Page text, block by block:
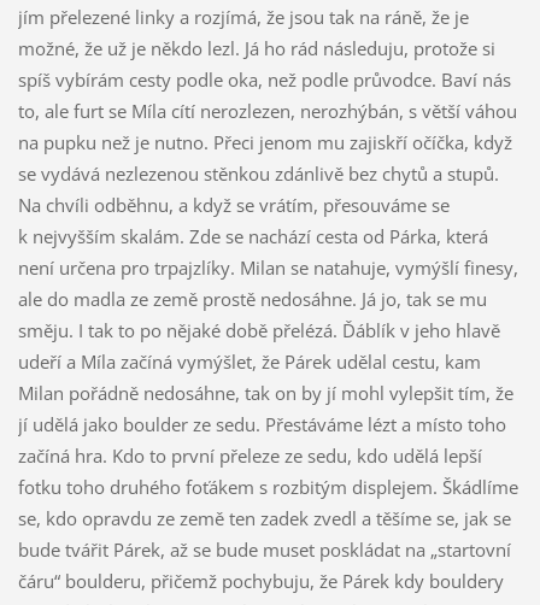
jím přelezené linky a rozjímá, že jsou tak na ráně, že je
možné, že už je někdo lezl. Já ho rád následuju, protože si
spíš vybírám cesty podle oka, než podle průvodce. Baví nás
to, ale furt se Míla cítí nerozlezen, nerozhýbán, s větší váhou
na pupku než je nutno. Přeci jenom mu zajiskří očíčka, když
se vydává nezlezenou stěnkou zdánlivě bez chytů a stupů.
Na chvíli odběhnu, a když se vrátím, přesouváme se
k nejvyšším skalám. Zde se nachází cesta od Párka, která
není určena pro trpajzlíky. Milan se natahuje, vymýšlí finesy,
ale do madla ze země prostě nedosáhne. Já jo, tak se mu
směju. I tak to po nějaké době přelézá. Ďáblík v jeho hlavě
udeří a Míla začíná vymýšlet, že Párek udělal cestu, kam
Milan pořádně nedosáhne, tak on by jí mohl vylepšit tím, že
jí udělá jako boulder ze sedu. Přestáváme lézt a místo toho
začíná hra. Kdo to první přeleze ze sedu, kdo udělá lepší
fotku toho druhého foťákem s rozbitým displejem. Škádlíme
se, kdo opravdu ze země ten zadek zvedl a těšíme se, jak se
bude tvářit Párek, až se bude muset poskládat na „startovní
čáru“ boulderu, přičemž pochybuju, že Párek kdy bouldery